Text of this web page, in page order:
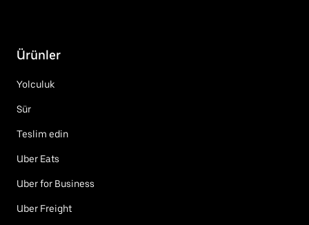
Ürünler
Yolculuk
Sür
Teslim edin
Uber Eats
Uber for Business
Uber Freight